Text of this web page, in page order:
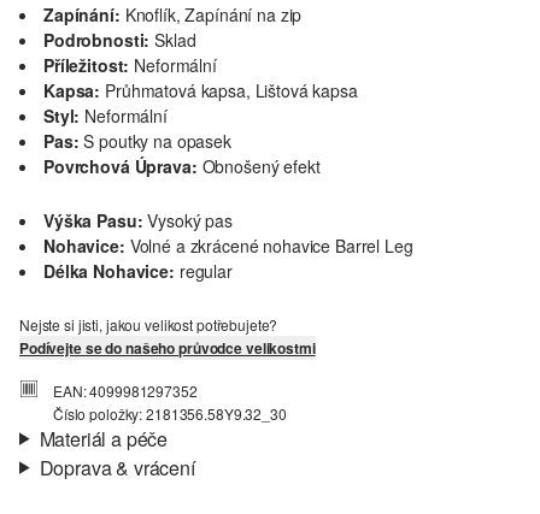
Zapínání: Knoflík, Zapínání na zip
Podrobnosti: Sklad
Příležitost: Neformální
Kapsa: Průhmatová kapsa, Lištová kapsa
Styl: Neformální
Pas: S poutky na opasek
Povrchová Úprava: Obnošený efekt
Výška Pasu: Vysoký pas
Nohavice: Volné a zkrácené nohavice Barrel Leg
Délka Nohavice: regular
Nejste si jisti, jakou velikost potřebujete?
Podívejte se do našeho průvodce velikostmi
EAN: 4099981297352
Číslo položky: 2181356.58Y9.32_30
Materiál a péče
Doprava & vrácení